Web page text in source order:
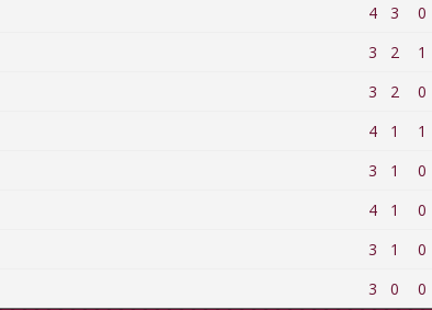
4 3 0
3 2 1
3 2 0
4 1 1
3 1 0
4 1 0
3 1 0
3 0 0